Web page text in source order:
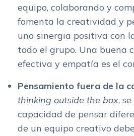
equipo, colaborando y
fomenta la creatividad y
una sinergia positiva con
todo el grupo. Una buena
efectiva y empatía es el
Pensamiento fuera de la
thinking outside the box,
capacidad de pensar
de un equipo creativo